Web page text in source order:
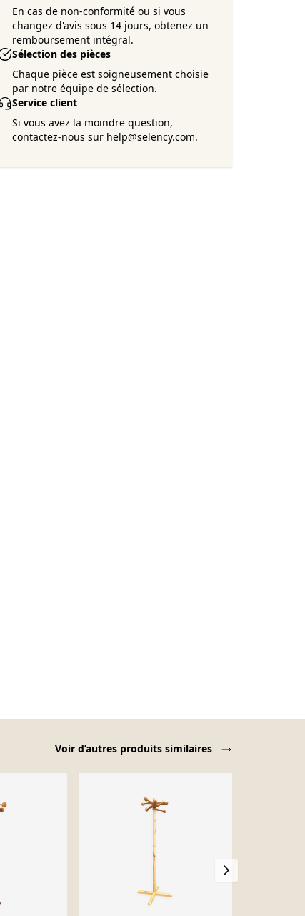
En cas de non-conformité ou si vous
changez d'avis sous 14 jours, obtenez un
remboursement intégral.
Sélection des pièces
Chaque pièce est soigneusement choisie
par notre équipe de sélection.
Service client
Si vous avez la moindre question,
contactez-nous sur help@selency.com.
Voir d’autres produits similaires